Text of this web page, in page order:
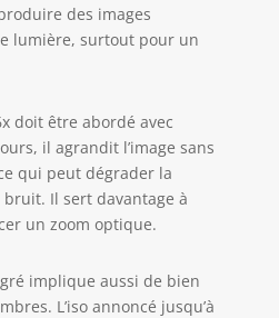
des images
lumière, surtout pour un
doit être abordé avec
il agrandit l’image sans
qui peut dégrader la
Il sert davantage à
un zoom optique.
implique aussi de bien
L’iso annoncé jusqu’à